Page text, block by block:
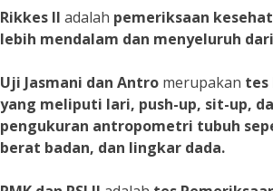
Rikkes II adalah pemeriksaan
lebih mendalam dan menyeluruh
Uji Jasmani dan Antro merupakan tes
yang meliputi lari, push-up, sit-up,
pengukuran antropometri tubuh
berat badan, dan lingkar dada.